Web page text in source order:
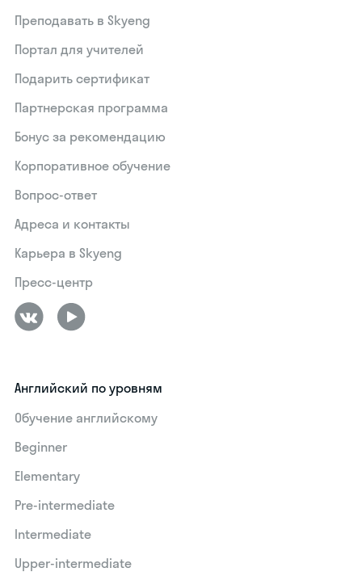
Преподавать в Skyeng
Портал для учителей
Подарить сертификат
Партнерская программа
Бонус за рекомендацию
Корпоративное обучение
Вопрос-ответ
Адреса и контакты
Карьера в Skyeng
Пресс-центр
Английский по уровням
Обучение английскому
Beginner
Elementary
Pre-intermediate
Intermediate
Upper-intermediate